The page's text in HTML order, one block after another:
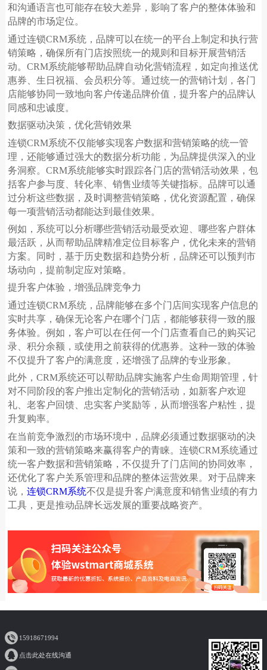
和沟通语言也可能存在较大差异，影响了客户的整体体验和
品牌的市场定位。
通过连锁CRM系统，品牌可以在统一的平台上制定和执行营
销策略，确保所有门店按照统一的规则和目标开展营销活
动。CRM系统能够帮助品牌自动化营销流程，如定向推送优
惠券、生日祝福、会员积分等。通过统一的营销计划，各门
店能够协同一致地向客户传递品牌价值，提升客户的品牌认
同感和忠诚度。
数据驱动决策，优化营销效果
连锁CRM系统不仅能够实现客户数据和营销策略的统一管
理，还能够通过强大的数据分析功能，为品牌提供深入的业
务洞察。CRM系统能够实时跟踪各门店的营销活动效果，包
括客户参与度、转化率、销售业绩等关键指标。品牌可以通
过分析这些数据，及时调整营销策略，优化资源配置，确保
每一项营销活动都能达到最佳效果。
例如，系统可以分析哪些营销活动最受欢迎、哪些客户群体
最活跃，从而帮助品牌精准定位目标客户，优化未来的营销
方案。同时，基于历史数据和趋势分析，品牌还可以预判市
场动向，提前制定应对策略。
提升客户体验，增强品牌竞争力
通过连锁CRM系统，品牌能够在多个门店间实现客户信息的
实时共享，确保无论客户在哪个门店，都能够获得一致的服
务体验。例如，客户可以在任何一个门店查看自己的购买记
录、积分余额，或使用之前获得的优惠券。这种一致的体验
不仅提升了客户的满意度，还增强了品牌的专业形象。
此外，CRM系统还可以帮助品牌实施客户生命周期管理，针
对不同阶段的客户推出定制化的营销活动，如新客户欢迎
礼、老客户回馈、忠实客户奖励等，从而增强客户粘性，提
升复购率。
在当前竞争激烈的市场环境中，品牌必须通过数据驱动的决
策和一致的营销策略来赢得客户的青睐。连锁CRM系统通过
统一客户数据和营销策略，不仅提升了门店间的协同效率，
还优化了客户关系管理和品牌的整体运营效果。对于品牌来
说，连锁CRM系统不仅是提升客户满意度和销售业绩的有力
工具，更是推动品牌长远发展的重要战略资产。
15918671994
点击此处在线沟通